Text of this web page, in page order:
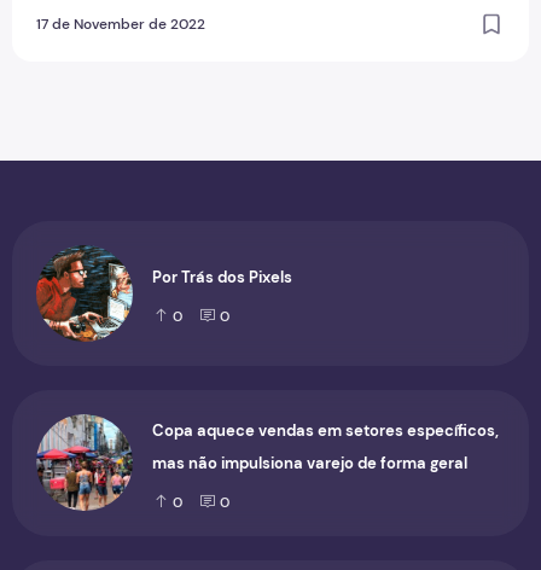
17 de November de 2022
Por Trás dos Pixels
0 0
Copa aquece vendas em setores específicos,
mas não impulsiona varejo de forma geral
0 0